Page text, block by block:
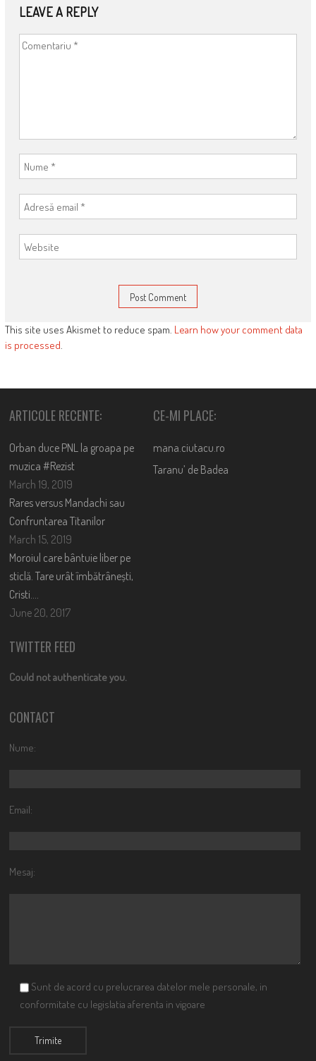
LEAVE A REPLY
This site uses Akismet to reduce spam. Learn how your comment data
is processed.
ARTICOLE RECENTE:
Orban duce PNL la groapa pe
muzica #Rezist
March 19, 2019
Rares versus Mandachi sau
Confruntarea Titanilor
March 15, 2019
Moroiul care bântuie liber pe
sticlă. Tare urât îmbătrânești,
Cristi….
June 20, 2017
CE-MI PLACE:
mana.ciutacu.ro
Taranu’ de Badea
TWITTER FEED
Could not authenticate you.
CONTACT
Nume:
Email:
Mesaj:
Sunt de acord cu prelucrarea datelor mele personale, in
conformitate cu legislatia aferenta in vigoare